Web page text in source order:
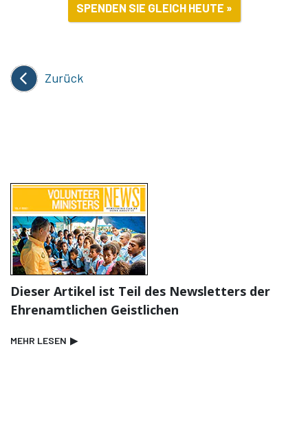
SPENDEN SIE GLEICH HEUTE »
Zurück
Dieser Artikel ist Teil des Newsletters der
Ehrenamtlichen Geistlichen
MEHR LESEN ▶